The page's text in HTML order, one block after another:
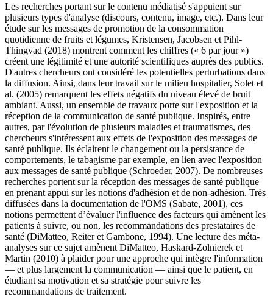
Les recherches portant sur le contenu médiatisé s'appuient sur
plusieurs types d'analyse (discours, contenu, image, etc.). Dans leur
étude sur les messages de promotion de la consommation
quotidienne de fruits et légumes, Kristensen, Jacobsen et Pihl-
Thingvad (2018) montrent comment les chiffres (« 6 par jour »)
créent une légitimité et une autorité scientifiques auprès des publics.
D'autres chercheurs ont considéré les potentielles perturbations dans
la diffusion. Ainsi, dans leur travail sur le milieu hospitalier, Solet et
al. (2005) remarquent les effets négatifs du niveau élevé de bruit
ambiant. Aussi, un ensemble de travaux porte sur l'exposition et la
réception de la communication de santé publique. Inspirés, entre
autres, par l'évolution de plusieurs maladies et traumatismes, des
chercheurs s'intéressent aux effets de l'exposition des messages de
santé publique. Ils éclairent le changement ou la persistance de
comportements, le tabagisme par exemple, en lien avec l'exposition
aux messages de santé publique (Schroeder, 2007). De nombreuses
recherches portent sur la réception des messages de santé publique
en prenant appui sur les notions d'adhésion et de non-adhésion. Très
diffusées dans la documentation de l'OMS (Sabate, 2001), ces
notions permettent d’évaluer l'influence des facteurs qui amènent les
patients à suivre, ou non, les recommandations des prestataires de
santé (DiMatteo, Reiter et Gambone, 1994). Une lecture des méta-
analyses sur ce sujet amènent DiMatteo, Haskard-Zolnierek et
Martin (2010) à plaider pour une approche qui intègre l'information
— et plus largement la communication — ainsi que le patient, en
étudiant sa motivation et sa stratégie pour suivre les
recommandations de traitement.